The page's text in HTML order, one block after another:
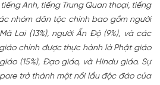
Anh, tiếng Trung Quan thoại, tiếng
nhóm dân tộc chính bao gồm người
Lai (13%), người Ấn Độ (9%), và các
chính được thực hành là Phật giáo
giáo (15%), Đạo giáo, và Hindu giáo. Sự
trở thành một nồi lẩu độc đáo của